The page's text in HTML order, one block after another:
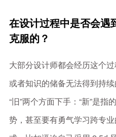
在设计过程中是否会遇
克服的？
大部分设计师都会经历这个
或者知识的储备无法得到持
“旧”两个方面下手：“新”是
势，甚至要有勇气学习跨专